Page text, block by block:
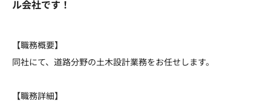
ル会社です！
【職務概要】
同社にて、道路分野の土木設計業務をお任せします。
【職務詳細】